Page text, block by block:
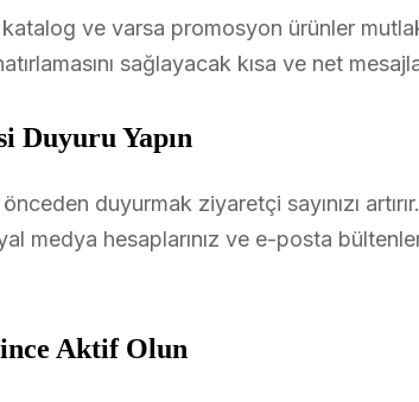
ve varsa promosyon ürünler
sağlayacak kısa ve net
Duyuru Yapın
önceden duyurmak ziyaretçi sayınızı artırır.
medya hesaplarınız ve e-posta
Aktif Olun